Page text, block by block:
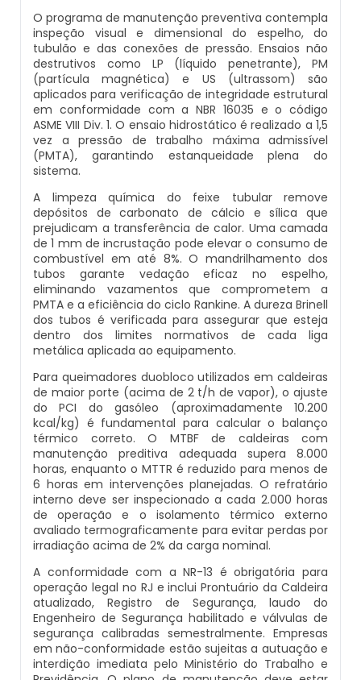
Caldeira Vertical
Caldeiraria De Fabricação E Montagem
Industrial
Caldeiraria E Montagem Industrial
Caldeiraria Industrial
Caldeiraria Pesada
Caldeiras De Recuperação De Calor Sensivel
Caldeiras E Aquecedores
Caldeiras E Vasos De Pressão
Comprar Caldeira
Controle E Automação De Caldeiras
Curso De Segurança Na Operação De
Caldeiras
Curso Operação De Caldeira
Operação De Caldeiras
Economizador Para Caldeiras
Empresa De Serviços Caldeiraria
Inspeção De Integridade Em Caldeiras
Inspeção De Segurança Caldeira
Inspeção De Segurança De Caldeiras
Inspeção De Segurança Em Caldeiras
Vasos De Pressão
Inspeção De Segurança Em Vasos De
Pressão
Inspeção Dimensional De Caldeiraria
Inspeção Dimensional De Caldeiraria E
Tubulação
Inspeção Em Caldeiras
Inspeção Em Caldeiras Aquatubulares
Inspeção Inicial Em Caldeiras
Inspeção Nas Caldeiras
Inspeção Periodica Em Caldeiras
Manutenção E Inspeção De Caldeiras
Plano De Inspeção De Caldeiras
Manutenção De Caldeiras A Vapor
Manutenção De Caldeiras E Aquecedores
Manutenção De Caldeiras Em Sp
Manutenção De Caldeiras Industriais
Manutenção Em Caldeiras De Alta Pressão
Manutenção Preventiva Caldeiras
Montagem Caldeiras
Montagem De Caldeiras
Montagem De Caldeiras A Vapor
Montagem De Caldeiras Preço
Montagem De Caldeiras A Gás
Montagem De Caldeiras A Lenha
Montagem De Caldeiras A Pellets
Montagem De Caldeiras De Aquecimento
Montagem De Caldeiras Empresa
Preço Montagem De Caldeira A Gás
Caldeira Em Vapor
Caldeira Geradora De Vapor A Lenha
Caldeira Locomotiva A Vapor
Caldeira Usada A Venda
Caldeira Vapor A Lenha
Compra E Venda De Caldeiras Usadas
Comprar Caldeira A Vapor
Comprar Caldeira De Vapor
Distribuidor De Caldeira A Vapor
Empresa De Caldeira A Vapor
Fabrica De Caldeira A Vapor
Fabricante De Caldeira A Vapor
Ferro Com Caldeira A Vapor
Fornecedor De Caldeira A Vapor
Onde Comprar Caldeira A Vapor
Peças Para Caldeira A Vapor
Comprar Caldeira A Gás
Cotação De Caldeira A Gás
Distribuidor De Caldeira A Gás
Empresa De Caldeira A Gás
Empresa De Manutenção De Caldeira A Gás
Fornecedor De Caldeira A Gás
Manutenção De Caldeira A Gás
Onde Comprar Caldeira A Gás
Peças Para Caldeira A Gás
Queimador De Caldeira A Gás
Queimador Para Caldeira A Gás
Serviço De Manutenção Caldeira A Gás
Valor Caldeira A Gás
Venda Caldeira A Gás
Peças De Caldeiras
Melhor Caldeira Gás Natural
O programa de manutenção preventiva contempla
inspeção visual e dimensional do espelho, do
tubulão e das conexões de pressão. Ensaios não
destrutivos como LP (líquido penetrante), PM
(partícula magnética) e US (ultrassom) são
aplicados para verificação de integridade estrutural
em conformidade com a NBR 16035 e o código
ASME VIII Div. 1. O ensaio hidrostático é realizado a 1,5
vez a pressão de trabalho máxima admissível
(PMTA), garantindo estanqueidade plena do
sistema.
A limpeza química do feixe tubular remove
depósitos de carbonato de cálcio e sílica que
prejudicam a transferência de calor. Uma camada
de 1 mm de incrustação pode elevar o consumo de
combustível em até 8%. O mandrilhamento dos
tubos garante vedação eficaz no espelho,
eliminando vazamentos que comprometem a
PMTA e a eficiência do ciclo Rankine. A dureza Brinell
dos tubos é verificada para assegurar que esteja
dentro dos limites normativos de cada liga
metálica aplicada ao equipamento.
Para queimadores duobloco utilizados em caldeiras
de maior porte (acima de 2 t/h de vapor), o ajuste
do PCI do gasóleo (aproximadamente 10.200
kcal/kg) é fundamental para calcular o balanço
térmico correto. O MTBF de caldeiras com
manutenção preditiva adequada supera 8.000
horas, enquanto o MTTR é reduzido para menos de
6 horas em intervenções planejadas. O refratário
interno deve ser inspecionado a cada 2.000 horas
de operação e o isolamento térmico externo
avaliado termograficamente para evitar perdas por
irradiação acima de 2% da carga nominal.
A conformidade com a NR-13 é obrigatória para
operação legal no RJ e inclui Prontuário da Caldeira
atualizado, Registro de Segurança, laudo do
Engenheiro de Segurança habilitado e válvulas de
segurança calibradas semestralmente. Empresas
em não-conformidade estão sujeitas a autuação e
interdição imediata pelo Ministério do Trabalho e